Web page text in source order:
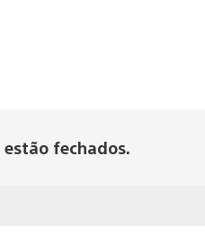
fechados.